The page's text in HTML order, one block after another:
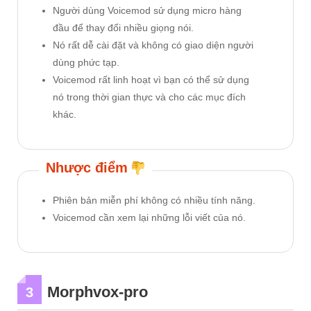
Người dùng Voicemod sử dụng micro hàng
đầu để thay đổi nhiều giọng nói.
Nó rất dễ cài đặt và không có giao diện người
dùng phức tạp.
Voicemod rất linh hoạt vì bạn có thể sử dụng
nó trong thời gian thực và cho các mục đích
khác.
Nhược điểm
Phiên bản miễn phí không có nhiều tính năng.
Voicemod cần xem lại những lỗi viết của nó.
3 Morphvox-pro